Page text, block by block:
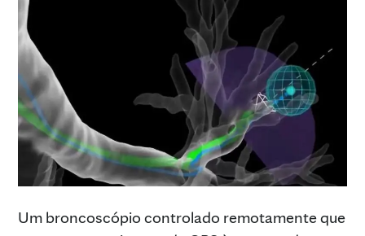
Um broncoscópio controlado remotamente que